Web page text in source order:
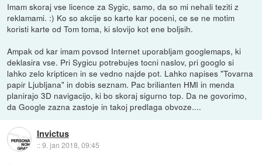
Imam skoraj vse licence za Sygic, samo, da so mi nehali teziti z
reklamami. :) Ko so akcije so karte kar poceni, ce se ne motim
koristi karte od Tom toma, ki slovijo kot ene boljsih.
Ampak od kar imam povsod Internet uporabljam googlemaps, ki
deklasira vse. Pri Sygicu potrebujes tocni naslov, pri googlo si
lahko zelo kripticen in se vedno najde pot. Lahko napises "Tovarna
papir Ljubljana" in dobis seznam. Pac brilianten HMI in menda
planirajo 3D navigacijo, ki bo skoraj sigurno top. Da ne govorimo,
da Google zazna zastoje in takoj predlaga obvoze....
Invictus
::9. jan 2018, 09:45